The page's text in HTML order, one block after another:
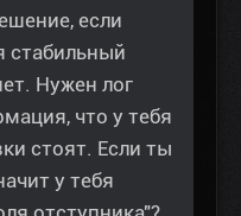
если
стабильный
Нужен лог
что у тебя
стоят. Если ты
у тебя